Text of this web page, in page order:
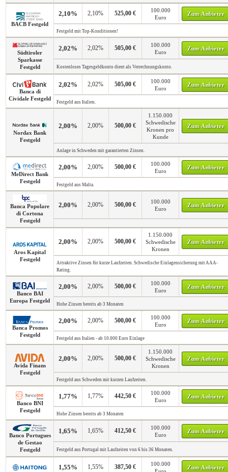
BACB Festgeld
2,10% 2,10% 525,00 €
100.000
Euro
Zum Anbieter
Festgeld mit Top-Konditionen!
Südtiroler
Sparkasse
Festgeld
2,02% 2,02% 505,00 €
100.000
Euro
Zum Anbieter
Kostenloses Tagesgeldkonto dient als Verrechnungskonto.
Banca di
Cividale Festgeld
2,02% 2,02% 505,00 €
100.000
Euro
Zum Anbieter
Festgeld aus Italien.
Nordax Bank
Festgeld
2,00% 2,00% 500,00 €
1.150.000
Schwedische
Kronen pro
Kunde
Zum Anbieter
Anlage in Schweden mit garantierten Zinsen.
MeDirect Bank
Festgeld
2,00% 2,00% 500,00 €
100.000
Euro
Zum Anbieter
Festgeld aus Malta.
Banca Popolare
di Cortona
Festgeld
2,00% 2,00% 500,00 €
100.000
Euro
Zum Anbieter
Aros Kapital
Festgeld
2,00% 2,00% 500,00 €
1.150.000
Schwedische
Kronen
Zum Anbieter
Attraktive Zinsen für kurze Laufzeiten. Schwedische Einlagensicherung mit AAA-
Rating.
Banco BAI
Europa Festgeld
2,00% 2,00% 500,00 €
100.000
Euro
Zum Anbieter
Hohe Zinsen bereits ab 3 Monaten
Banca Promos
Festgeld
2,00% 2,00% 500,00 €
100.000
Euro
Zum Anbieter
Festgeld aus Italien - ab 10.000 Euro Einlage
Avida Finans
Festgeld
2,00% 2,00% 500,00 €
1.150.000
Schwedische
Kronen
Zum Anbieter
Festgeld aus Schweden mit kurzen Laufzeiten.
Banco BNI
Festgeld
1,77% 1,77% 442,50 €
100.000
Euro
Zum Anbieter
Hohe Zinsen bereits ab 3 Monaten
Banco Portugues
de Gestao
Festgeld
1,65% 1,65% 412,50 €
100.000
Euro
Zum Anbieter
Festgeld aus Portugal mit Laufzeiten von 6 bis 36 Monaten.
1,55% 1,55% 387,50 €
100.000
Zum Anbieter